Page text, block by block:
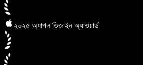
২০২৫ অ্যাপল ডিজাইন অ্যাওয়ার্ড